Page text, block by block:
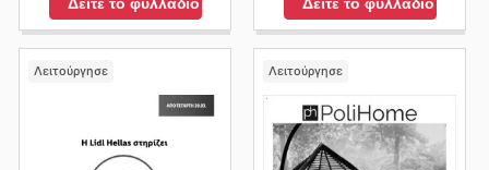
Λειτούργησε Λειτούργησε